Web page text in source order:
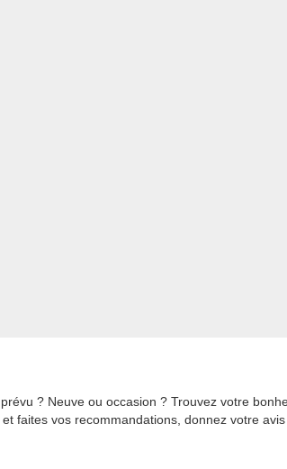
? Neuve ou occasion ? Trouvez votre
faites vos recommandations, donnez votre